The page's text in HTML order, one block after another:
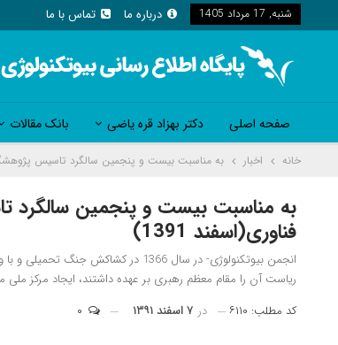
شنبه, 17 مرداد 1405 درباره ما تماس با ما
صفحه اصلی دکتر بهزاد قره یاضی بانک مقالات
خانه اخبار به مناسبت بیست و پنجمین سالگرد تاسیس
به مناسبت بیست و پنجمین
فناوری(اسفند 1391)
انجمن بیوتکنولوژی- در سال 1366
ریاست آن را مقام معظم رهبری بر عهده داشتند، ایجاد مرکز
کد مطلب: ۶۱۱۰ در ۷ اسفند ۱۳۹۱